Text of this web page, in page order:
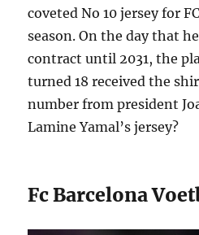
coveted No 10 jersey for
season. On the day that
contract until 2031, the
turned 18 received the
number from president
Lamine Yamal’s jersey?
Fc Barcelona